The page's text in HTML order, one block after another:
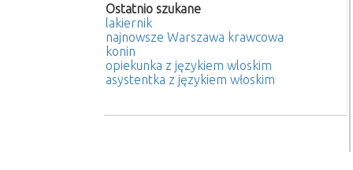
Ostatnio szukane
lakiernik
najnowsze Warszawa krawcowa
konin
opiekunka z językiem wloskim
asystentka z językiem włoskim